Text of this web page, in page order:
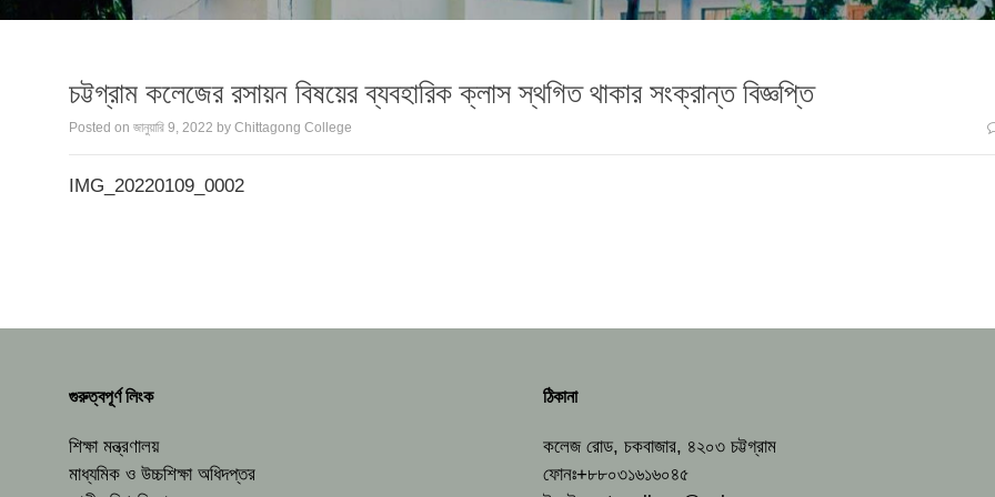
চট্টগ্রাম কলেজের রসায়ন বিষয়ের ব্যবহারিক ক্লাস স্থগিত থাকার সংক্রান্ত বিজ্ঞপ্তি
Posted on জানুয়ারি 9, 2022 by Chittagong College
IMG_20220109_0002
গুরুত্বপূর্ণ লিংক
শিক্ষা মন্ত্রণালয়
মাধ্যমিক ও উচ্চশিক্ষা অধিদপ্তর
ঠিকানা
কলেজ রোড, চকবাজার, ৪২০৩ চট্টগ্রাম
ফোনঃ+৮৮০৩১৬১৬০৪৫